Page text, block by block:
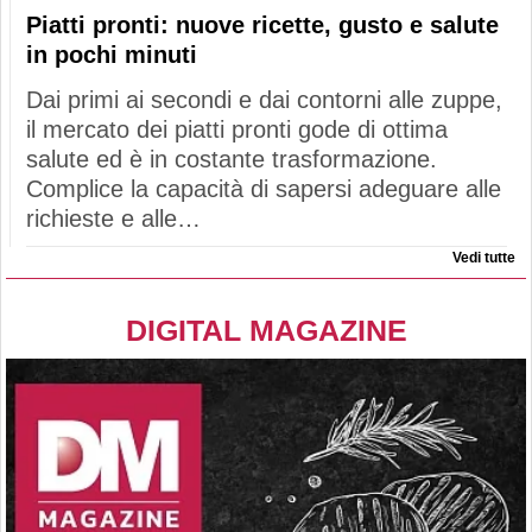
Piatti pronti: nuove ricette, gusto e salute
in pochi minuti
Dai primi ai secondi e dai contorni alle zuppe,
il mercato dei piatti pronti gode di ottima
salute ed è in costante trasformazione.
Complice la capacità di sapersi adeguare alle
richieste e alle…
Vedi tutte
DIGITAL MAGAZINE